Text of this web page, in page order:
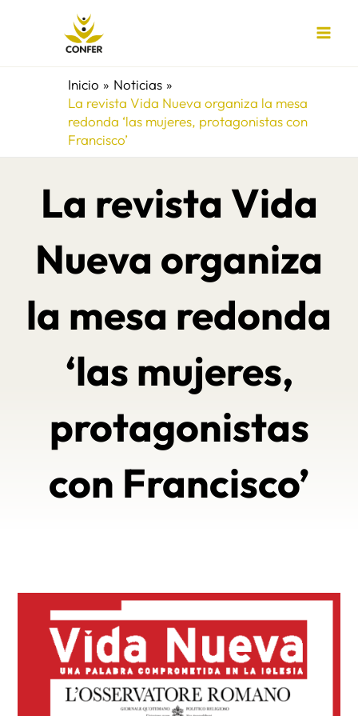
Inicio
Noticias
La revista Vida Nueva organiza la mesa
redonda ‘las mujeres, protagonistas con
Francisco’
La revista Vida
Nueva organiza
la mesa redonda
‘las mujeres,
protagonistas
con Francisco’